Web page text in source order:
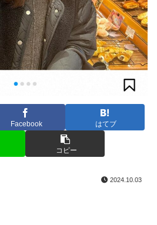
Facebook はてブ
コピー
2024.10.03